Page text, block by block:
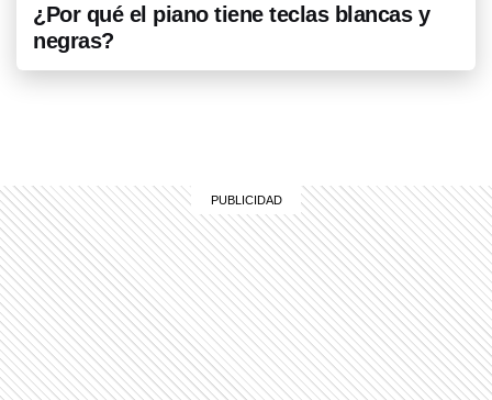
¿Por qué el piano tiene teclas blancas y
negras?